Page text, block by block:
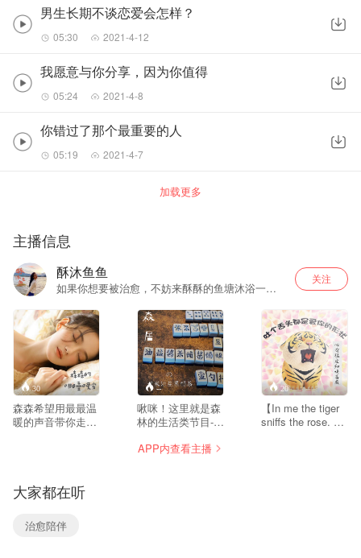
男生长期不谈恋爱会怎样？
05:30 2021-4-12
我愿意与你分享，因为你值得
05:24 2021-4-8
你错过了那个最重要的人
05:19 2021-4-7
加载更多
主播信息
酥沐鱼鱼
如果你想要被治愈，不妨来酥酥的鱼塘沐浴一
寂静的夜，孤独的你，欢迎你！
关注
30
森森希望用最最温
暖的声音带你走进
自然搬到你的枕
边！
--
啾咪！这里就是森
林的生活类节目---
醋茶，不仅有美
20
【In me the tiger
sniffs the rose. 心
APP内查看主播
大家都在听
治愈陪伴